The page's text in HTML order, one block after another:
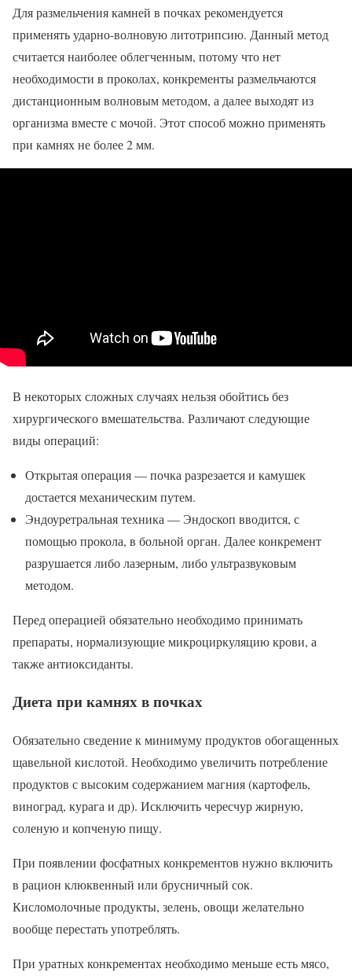
Для размельчения камней в почках рекомендуется
применять ударно-волновую литотрипсию. Данный метод
считается наиболее облегченным, потому что нет
необходимости в проколах, конкременты размельчаются
дистанционным волновым методом, а далее выходят из
организма вместе с мочой. Этот способ можно применять
при камнях не более 2 мм.
В некоторых сложных случаях нельзя обойтись без
хирургического вмешательства. Различают следующие
виды операций:
Открытая операция — почка разрезается и камушек
достается механическим путем.
Эндоуретральная техника — Эндоскоп вводится, с
помощью прокола, в больной орган. Далее конкремент
разрушается либо лазерным, либо ультразвуковым
методом.
Перед операцией обязательно необходимо принимать
препараты, нормализующие микроциркуляцию крови, а
также антиоксиданты.
Диета при камнях в почках
Обязательно сведение к минимуму продуктов обогащенных
щавельной кислотой. Необходимо увеличить потребление
продуктов с высоким содержанием магния (картофель,
виноград, курага и др). Исключить чересчур жирную,
соленую и копченую пищу.
При появлении фосфатных конкрементов нужно включить
в рацион клюквенный или брусничный сок.
Кисломолочные продукты, зелень, овощи желательно
вообще перестать употреблять.
При уратных конкрементах необходимо меньше есть мясо,